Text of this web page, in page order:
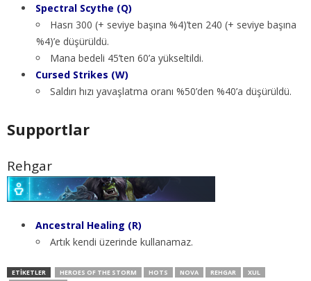
Spectral Scythe (Q)
Hasrı 300 (+ seviye başına %4)’ten 240 (+ seviye başına
%4)’e düşürüldü.
Mana bedeli 45’ten 60’a yükseltildi.
Cursed Strikes (W)
Saldırı hızı yavaşlatma oranı %50’den %40’a düşürüldü.
Supportlar
Rehgar
Ancestral Healing (R)
Artık kendi üzerinde kullanamaz.
ETIKETLER HEROES OF THE STORM HOTS NOVA REHGAR
XUL